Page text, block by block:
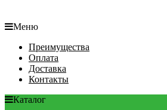
Меню
Преимущества
Оплата
Доставка
Контакты
Каталог